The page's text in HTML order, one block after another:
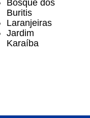
Bosque dos
Buritis
Laranjeiras
Jardim
Karaíba